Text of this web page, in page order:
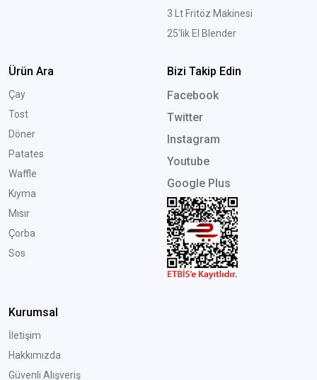
3 Lt Fritöz Makinesi
25'lik El Blender
Ürün Ara
Çay
Tost
Döner
Patates
Waffle
Kıyma
Mısır
Çorba
Sos
Bizi Takip Edin
Facebook
Twitter
Instagram
Youtube
Google Plus
Kurumsal
İletişim
Hakkımızda
Güvenli Alışveriş